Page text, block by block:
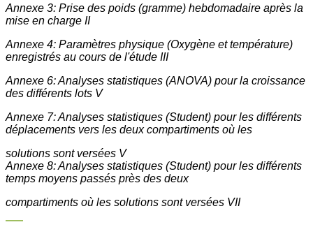
Annexe 3: Prise des poids (gramme) hebdomadaire après la
mise en charge II
Annexe 4: Paramètres physique (Oxygène et température)
enregistrés au cours de l'étude III
Annexe 6: Analyses statistiques (ANOVA) pour la croissance
des différents lots V
Annexe 7: Analyses statistiques (Student) pour les différents
déplacements vers les deux compartiments où les
solutions sont versées V
Annexe 8: Analyses statistiques (Student) pour les différents
temps moyens passés près des deux
compartiments où les solutions sont versées VII